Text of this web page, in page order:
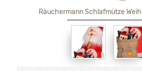
Räuchermann Schlafmütze